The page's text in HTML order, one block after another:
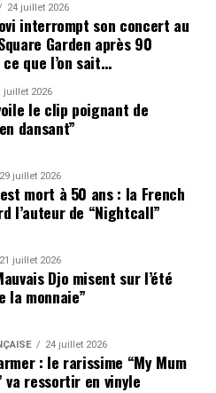
24 juillet 2026
interrompt son concert au
Garden après 90
que l’on sait…
juillet 2026
le clip poignant de
dansant”
29 juillet 2026
mort à 50 ans : la French
l’auteur de “Nightcall”
21 juillet 2026
Djo misent sur l’été
la monnaie”
24 juillet 2026
: le rarissime “My Mum
va ressortir en vinyle